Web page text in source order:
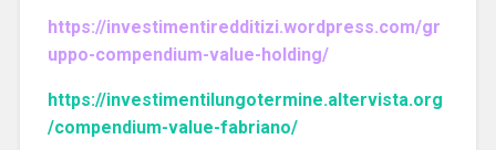
https://investimentiredditizi.wordpress.com/gr
uppo-compendium-value-holding/
https://investimentilungotermine.altervista.org
/compendium-value-fabriano/